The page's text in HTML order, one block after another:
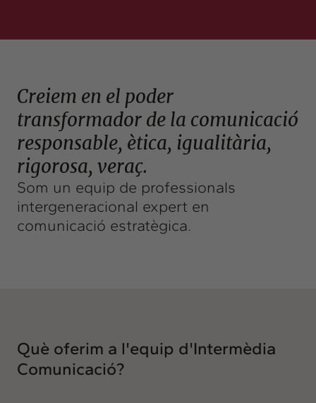
Actualitat
info@intermedia.cat +34 934 157 662
Creiem en el poder
transformador de la comunicació
responsable, ètica, igualitària,
rigorosa, veraç.
Som un equip de professionals
intergeneracional expert en
comunicació estratègica.
Què oferim a l'equip d'Intermèdia
Comunicació?